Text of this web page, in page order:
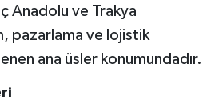
Anadolu ve Trakya
pazarlama ve lojistik
ana üsler konumundadır.